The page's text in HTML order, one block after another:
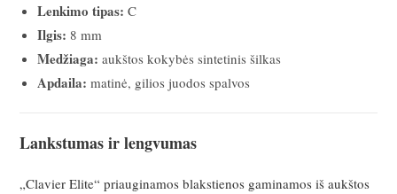
Lenkimo tipas: C
Ilgis: 8 mm
Medžiaga: aukštos kokybės sintetinis šilkas
Apdaila: matinė, gilios juodos spalvos
Lankstumas ir lengvumas
„Clavier Elite“ priauginamos blakstienos gaminamos iš aukštos